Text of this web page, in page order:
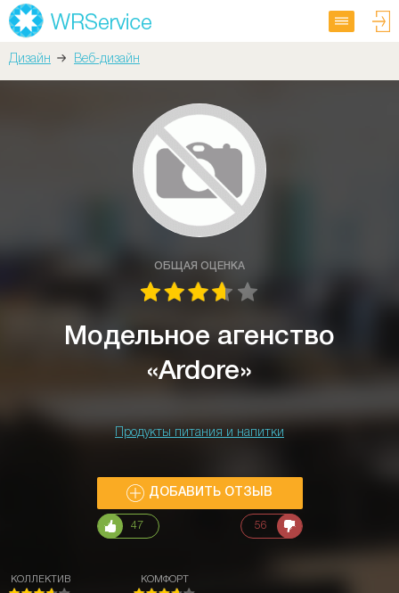
Дизайн Веб-дизайн
ОБЩАЯ ОЦЕНКА
Модельное агенство
«Ardore»
Продукты питания и напитки
ДОБАВИТЬ ОТЗЫВ
47 56
КОЛЛЕКТИВ КОМФОРТ